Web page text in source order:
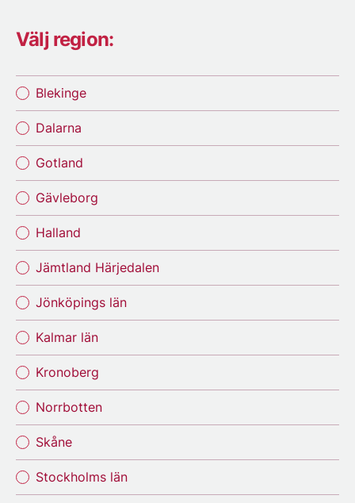
Välj region:
Blekinge
Dalarna
Gotland
Gävleborg
Halland
Jämtland Härjedalen
Jönköpings län
Kalmar län
Kronoberg
Norrbotten
Skåne
Stockholms län